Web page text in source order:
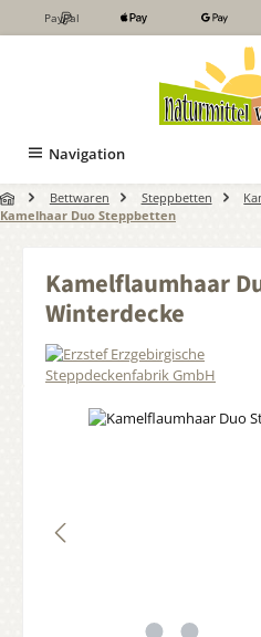
Zum Hauptinhalt springen
PayPal
Navigation
Bettwaren Steppbetten
Kamelhaar Duo Steppbetten
Kamelflaumhaar
Winterdecke
Bildergalerie überspringen